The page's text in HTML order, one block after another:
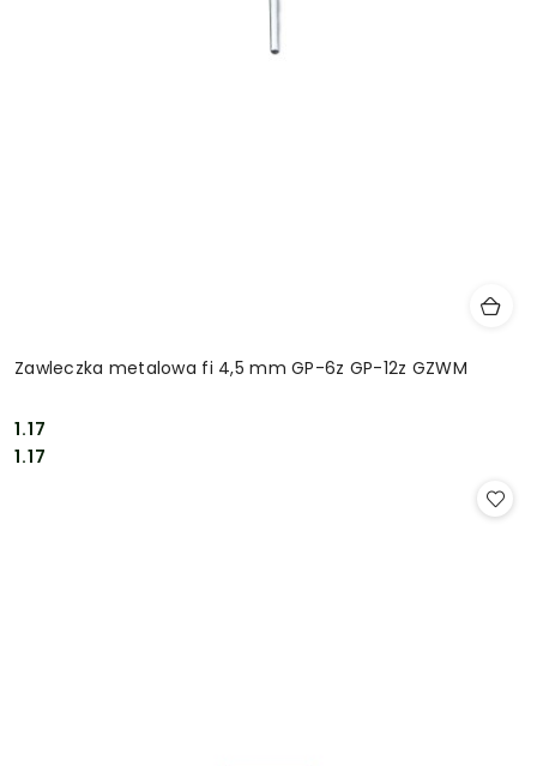
Zawleczka metalowa fi 4,5 mm GP-6z GP-12z GZWM
Cena:
1.17
Cena:
1.17